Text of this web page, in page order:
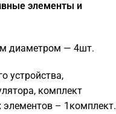
элементы и
диаметром — 4шт.
устройства,
комплект
элементов – 1комплект.